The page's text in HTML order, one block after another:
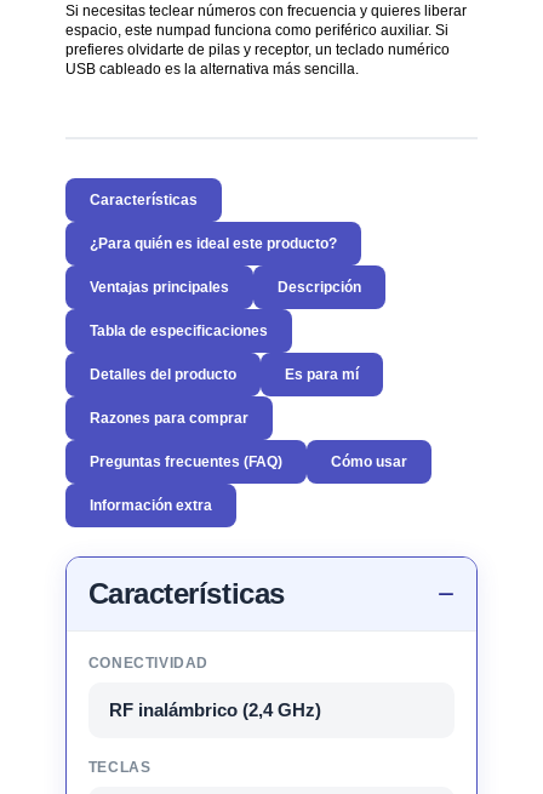
Si necesitas teclear números con frecuencia y quieres liberar
espacio, este numpad funciona como periférico auxiliar. Si
prefieres olvidarte de pilas y receptor, un teclado numérico
USB cableado es la alternativa más sencilla.
Características
¿Para quién es ideal este producto?
Ventajas principales Descripción
Tabla de especificaciones
Detalles del producto Es para mí
Razones para comprar
Preguntas frecuentes (FAQ) Cómo usar
Información extra
Características
CONECTIVIDAD
RF inalámbrico (2,4 GHz)
TECLAS